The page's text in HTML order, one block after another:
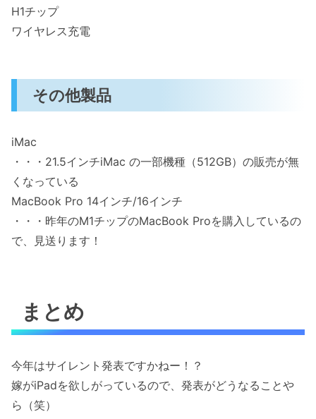
H1チップ
ワイヤレス充電
その他製品
iMac
・・・21.5インチiMac の一部機種（512GB）の販売が無
くなっている
MacBook Pro 14インチ/16インチ
・・・昨年のM1チップのMacBook Proを購入しているの
で、見送ります！
まとめ
今年はサイレント発表ですかねー！？
嫁がiPadを欲しがっているので、発表がどうなることや
ら（笑）